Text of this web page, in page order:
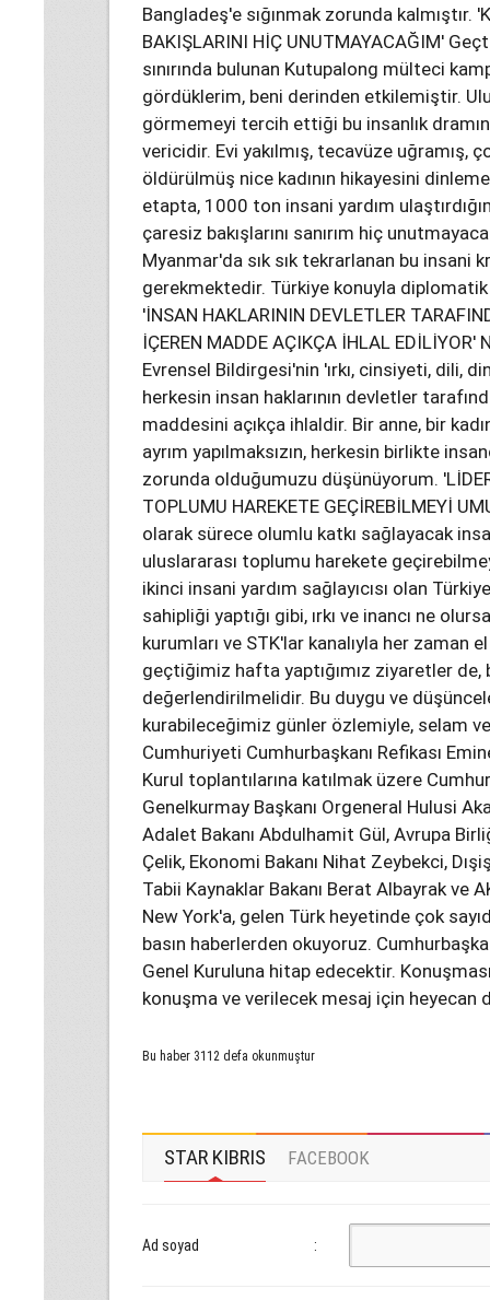
Bangladeş'e sığınmak zorunda kalmıştır.
BAKIŞLARINI HİÇ UNUTMAYACAĞIM'
sınırında bulunan Kutupalong mülteci
gördüklerim, beni derinden etkilemiştir.
görmemeyi tercih ettiği bu insanlık
vericidir. Evi yakılmış, tecavüze uğramış,
öldürülmüş nice kadının hikayesini
etapta, 1000 ton insani yardım
çaresiz bakışlarını sanırım hiç
Myanmar'da sık sık tekrarlanan bu insani
gerekmektedir. Türkiye konuyla
'İNSAN HAKLARININ DEVLETLER
İÇEREN MADDE AÇIKÇA İHLAL EDİLİYOR'
Evrensel Bildirgesi'nin 'ırkı, cinsiyeti, dili,
herkesin insan haklarının devletler
maddesini açıkça ihlaldir. Bir anne, bir
ayrım yapılmaksızın, herkesin birlikte
zorunda olduğumuzu düşünüyorum.
TOPLUMU HAREKETE GEÇİREBİLMEYİ
olarak sürece olumlu katkı sağlayacak
uluslararası toplumu harekete
ikinci insani yardım sağlayıcısı olan
sahipliği yaptığı gibi, ırkı ve inancı ne
kurumları ve STK'lar kanalıyla her zaman
geçtiğimiz hafta yaptığımız ziyaretler de,
değerlendirilmelidir. Bu duygu ve
kurabileceğimiz günler özlemiyle, selam
Cumhuriyeti Cumhurbaşkanı Refikası
Kurul toplantılarına katılmak üzere
Genelkurmay Başkanı Orgeneral Hulusi
Adalet Bakanı Abdulhamit Gül, Avrupa
Çelik, Ekonomi Bakanı Nihat Zeybekci,
Tabii Kaynaklar Bakanı Berat Albayrak ve
New York'a, gelen Türk heyetinde çok
basın haberlerden okuyoruz.
Genel Kuruluna hitap edecektir.
konuşma ve verilecek mesaj için heyecan
Bu haber 3112 defa okunmuştur
STAR KIBRIS FACEBOOK
Ad soyad :